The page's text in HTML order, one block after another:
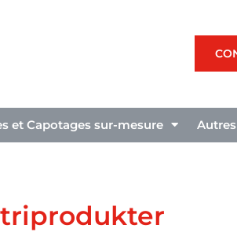
et Capotages sur-mesure